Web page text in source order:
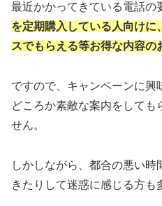
最近かかってきている電話の
を定期購入している人向けに
スでもらえる等お得な内容の
ですので、キャンペーンに
どころか素敵な案内をしても
せん。
しかしながら、都合の悪い
きたりして迷惑に感じる方も